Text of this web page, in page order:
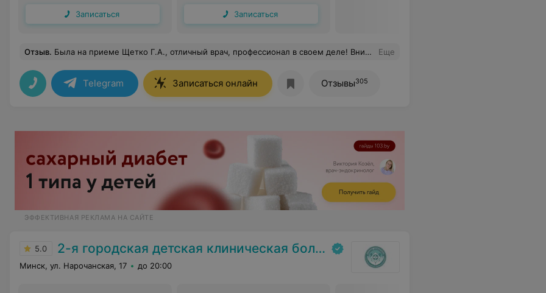
Записаться
Записаться
Отзыв. Была на приеме Щетко Г.А., отличный врач, профессионал в своем деле! Внимательный, корректный, все подробно объяснил и помог решить проблему! Еще
Telegram Записаться онлайн Отзывы305
ЭФФЕКТИВНАЯ РЕКЛАМА НА САЙТЕ
5.0 2-я городская детская клиническая больница
Минск, ул. Нарочанская, 17 до 20:00